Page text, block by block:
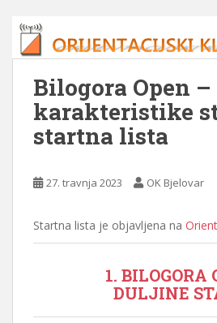
Bilogora Open –
karakteristike
startna lista
27. travnja 2023 OK Bjelovar
Startna lista je objavljena na
1. BILOGORA
DULJINE